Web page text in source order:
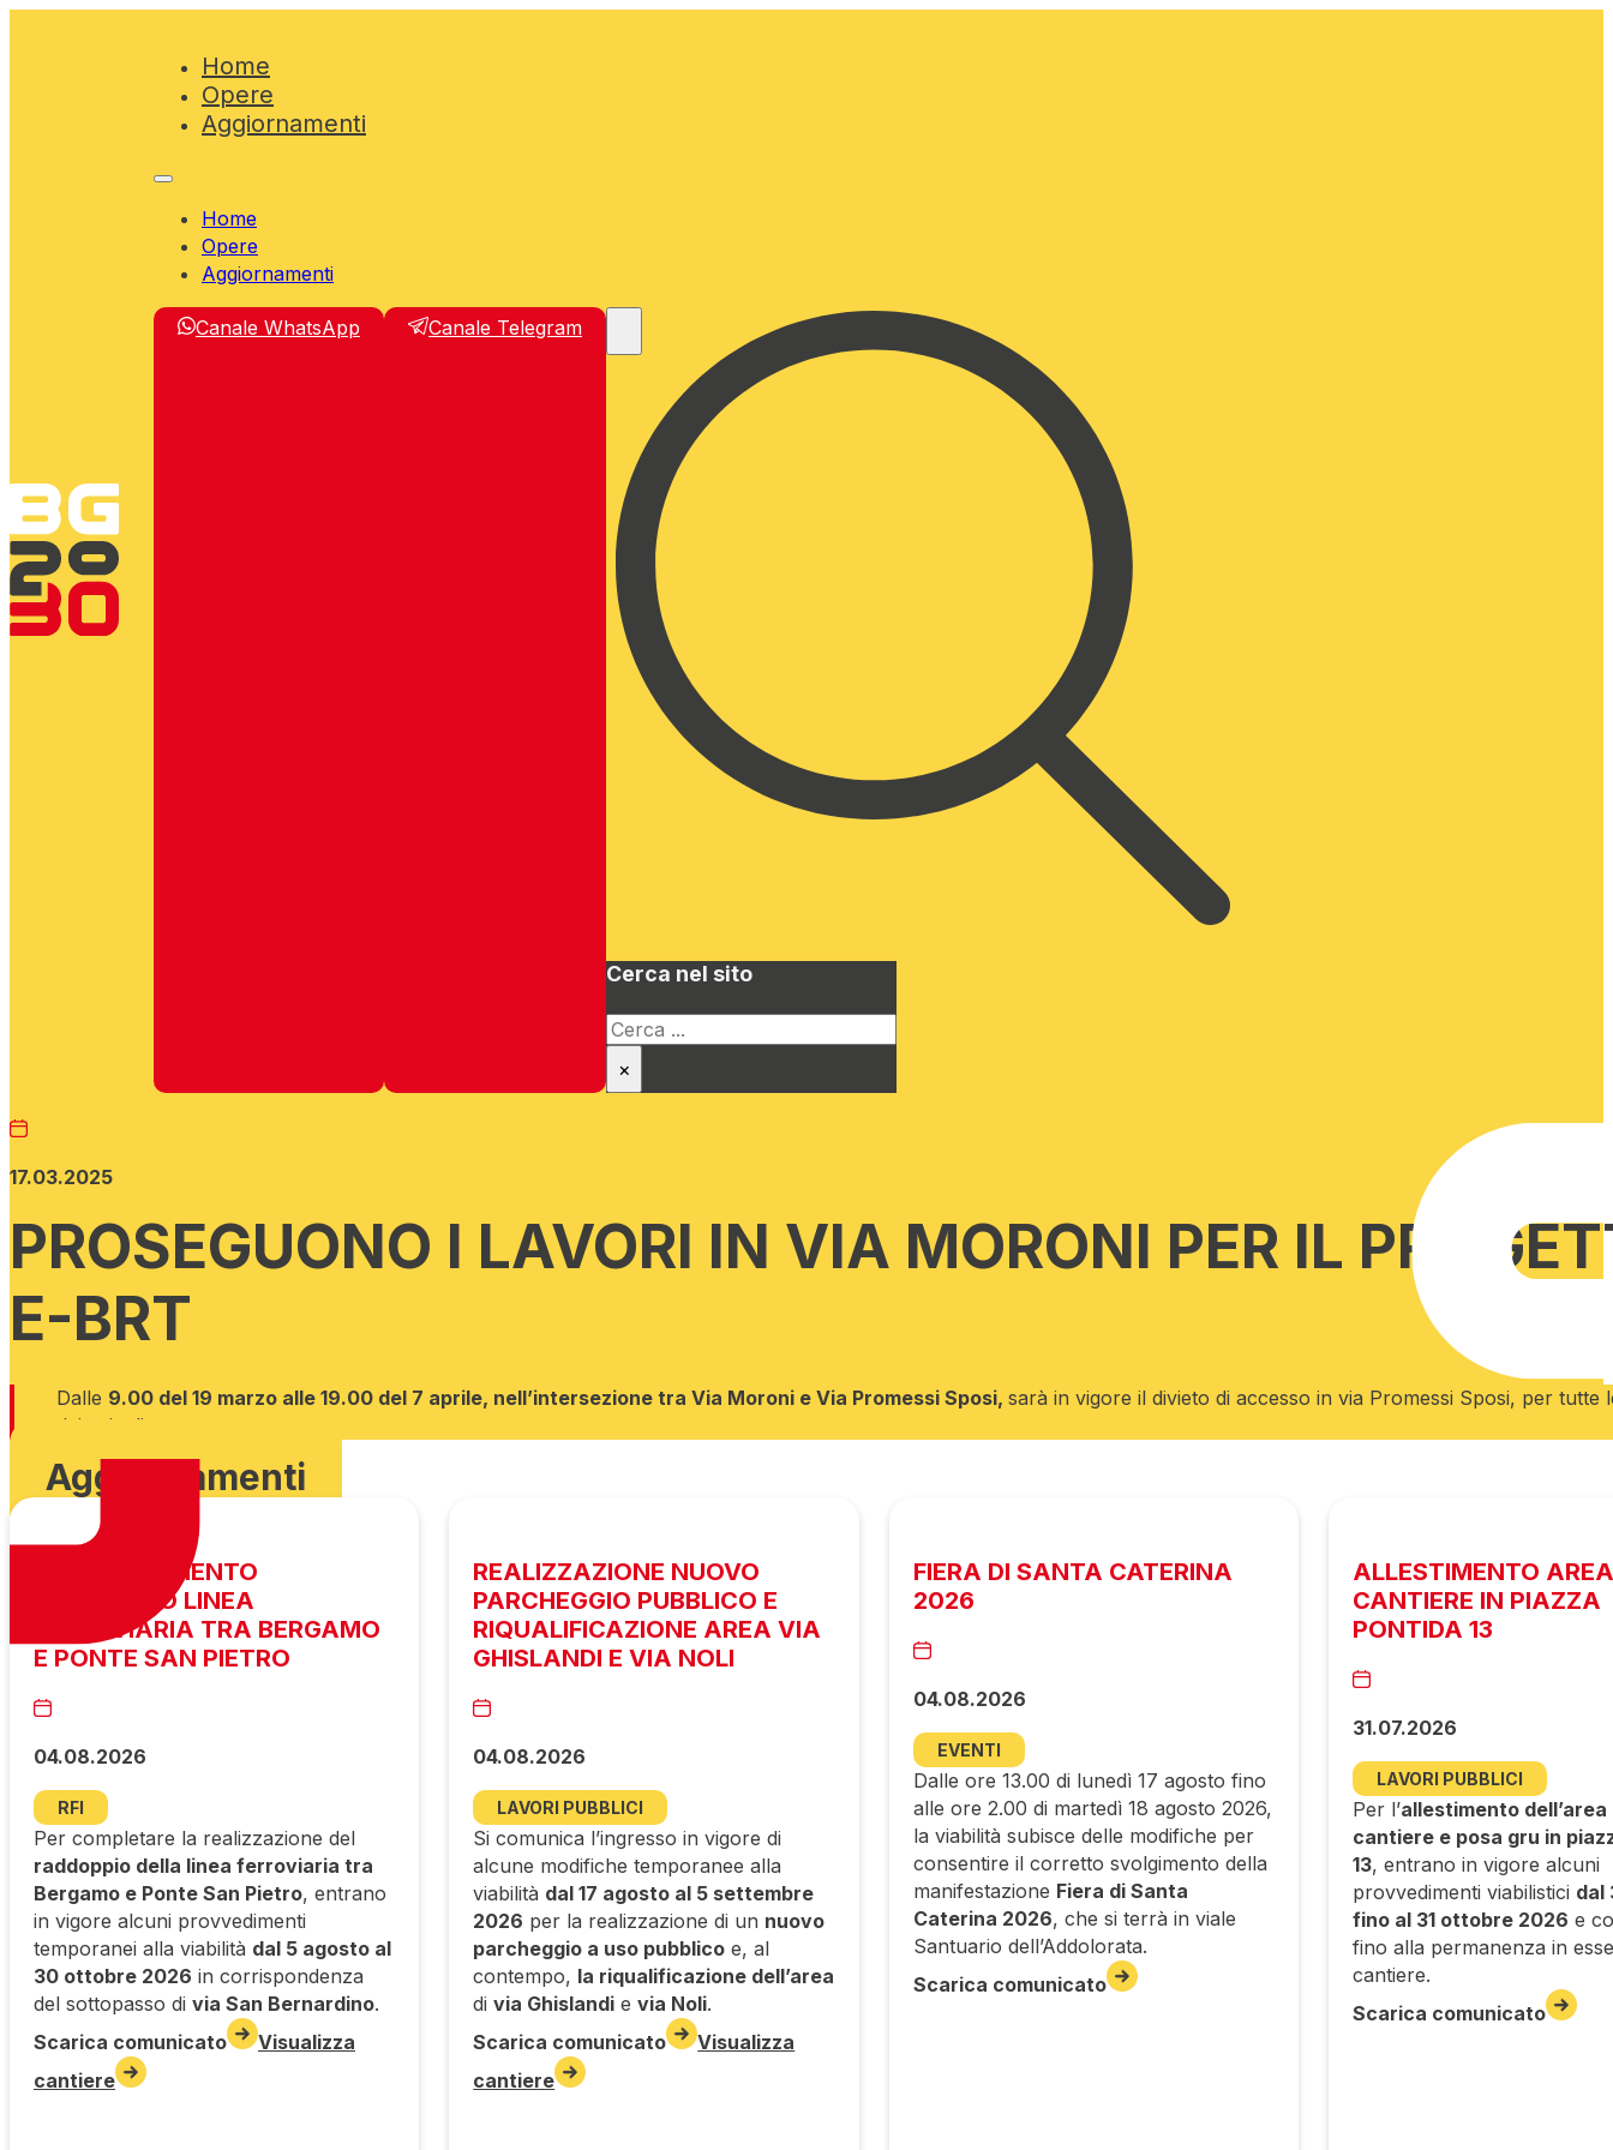
Home
Opere
Aggiornamenti
Home
Opere
Aggiornamenti
Canale WhatsApp Canale Telegram
Cerca nel sito
Cerca
×
17.03.2025
PROSEGUONO I LAVORI IN VIA MORONI PER IL
E-BRT
Dalle 9.00 del 19 marzo alle 19.00 del 7 aprile, nell’intersezione tra Via Moroni e Via Promessi Sposi, sarà in vigore il divieto di accesso in via Promessi Sposi, per tutte
dei veicoli.
Aggiornamenti
COMPLETAMENTO
RADDOPPIO LINEA
FERROVIARIA TRA BERGAMO
E PONTE SAN PIETRO
04.08.2026
RFI
Per completare la realizzazione del
raddoppio della linea ferroviaria tra
Bergamo e Ponte San Pietro, entrano
in vigore alcuni provvedimenti
temporanei alla viabilità dal 5 agosto al
30 ottobre 2026 in corrispondenza
del sottopasso di via San Bernardino.
Scarica comunicato
Visualizza
cantiere
REALIZZAZIONE NUOVO
PARCHEGGIO PUBBLICO E
RIQUALIFICAZIONE AREA VIA
GHISLANDI E VIA NOLI
04.08.2026
LAVORI PUBBLICI
Si comunica l’ingresso in vigore di
alcune modifiche temporanee alla
viabilità dal 17 agosto al 5 settembre
2026 per la realizzazione di un nuovo
parcheggio a uso pubblico e, al
contempo, la riqualificazione dell’area
divia Ghislandi evia Noli.
Scarica comunicato
Visualizza
cantiere
FIERA DI SANTA CATERINA
2026
04.08.2026
EVENTI
Dalle ore 13.00 di lunedì 17 agosto fino
alle ore 2.00 di martedì 18 agosto 2026,
la viabilità subisce delle modifiche per
consentire il corretto svolgimento della
manifestazione Fiera di Santa
Caterina 2026, che si terrà in viale
Santuario dell’Addolorata.
Scarica comunicato
ALLESTIMENTO
CANTIERE IN PIAZZA
PONTIDA 13
31.07.2026
LAVORI PUBBLICI
Per l’allestimento dell’area
cantiere e posa gru in
13, entrano in vigore alcuni
provvedimenti viabilistici dal
fino al 31 ottobre 2026 e
fino alla permanenza in
cantiere.
Scarica comunicato